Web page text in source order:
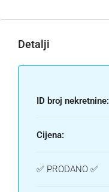
Detalji
ID broj nekretnine:
Cijena:
✅ PRODANO ✅